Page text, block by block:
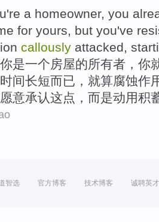
're a homeowner, you
for yours, but you've
callously attacked,
你是一个房屋的所有者，你
时间长短而已，就算腐蚀作
愿意承认这点， 而是动用积
智选 官方博客 技术博客 诚聘英才